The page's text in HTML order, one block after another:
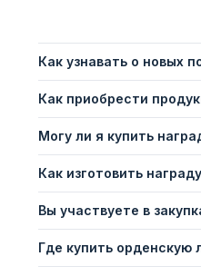
Как узнавать о новых
Как приобрести
Могу ли я купить
Как изготовить
Вы участвуете в
Где купить орденскую